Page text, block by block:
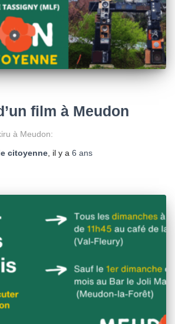
film à Meudon
à Meudon:
citoyenne , il y a 6 ans